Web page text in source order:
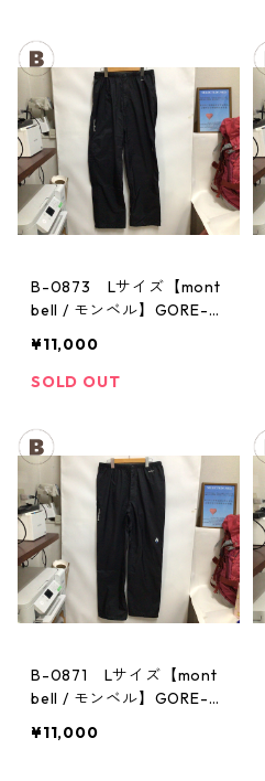
B-0873 Lサイズ【mont
bell / モンベル】GORE-T
パンツ：メンズBK
¥11,000
SOLD OUT
B-0871 Lサイズ【mont
bell / モンベル】GORE-T
パンツ：メンズBK
¥11,000